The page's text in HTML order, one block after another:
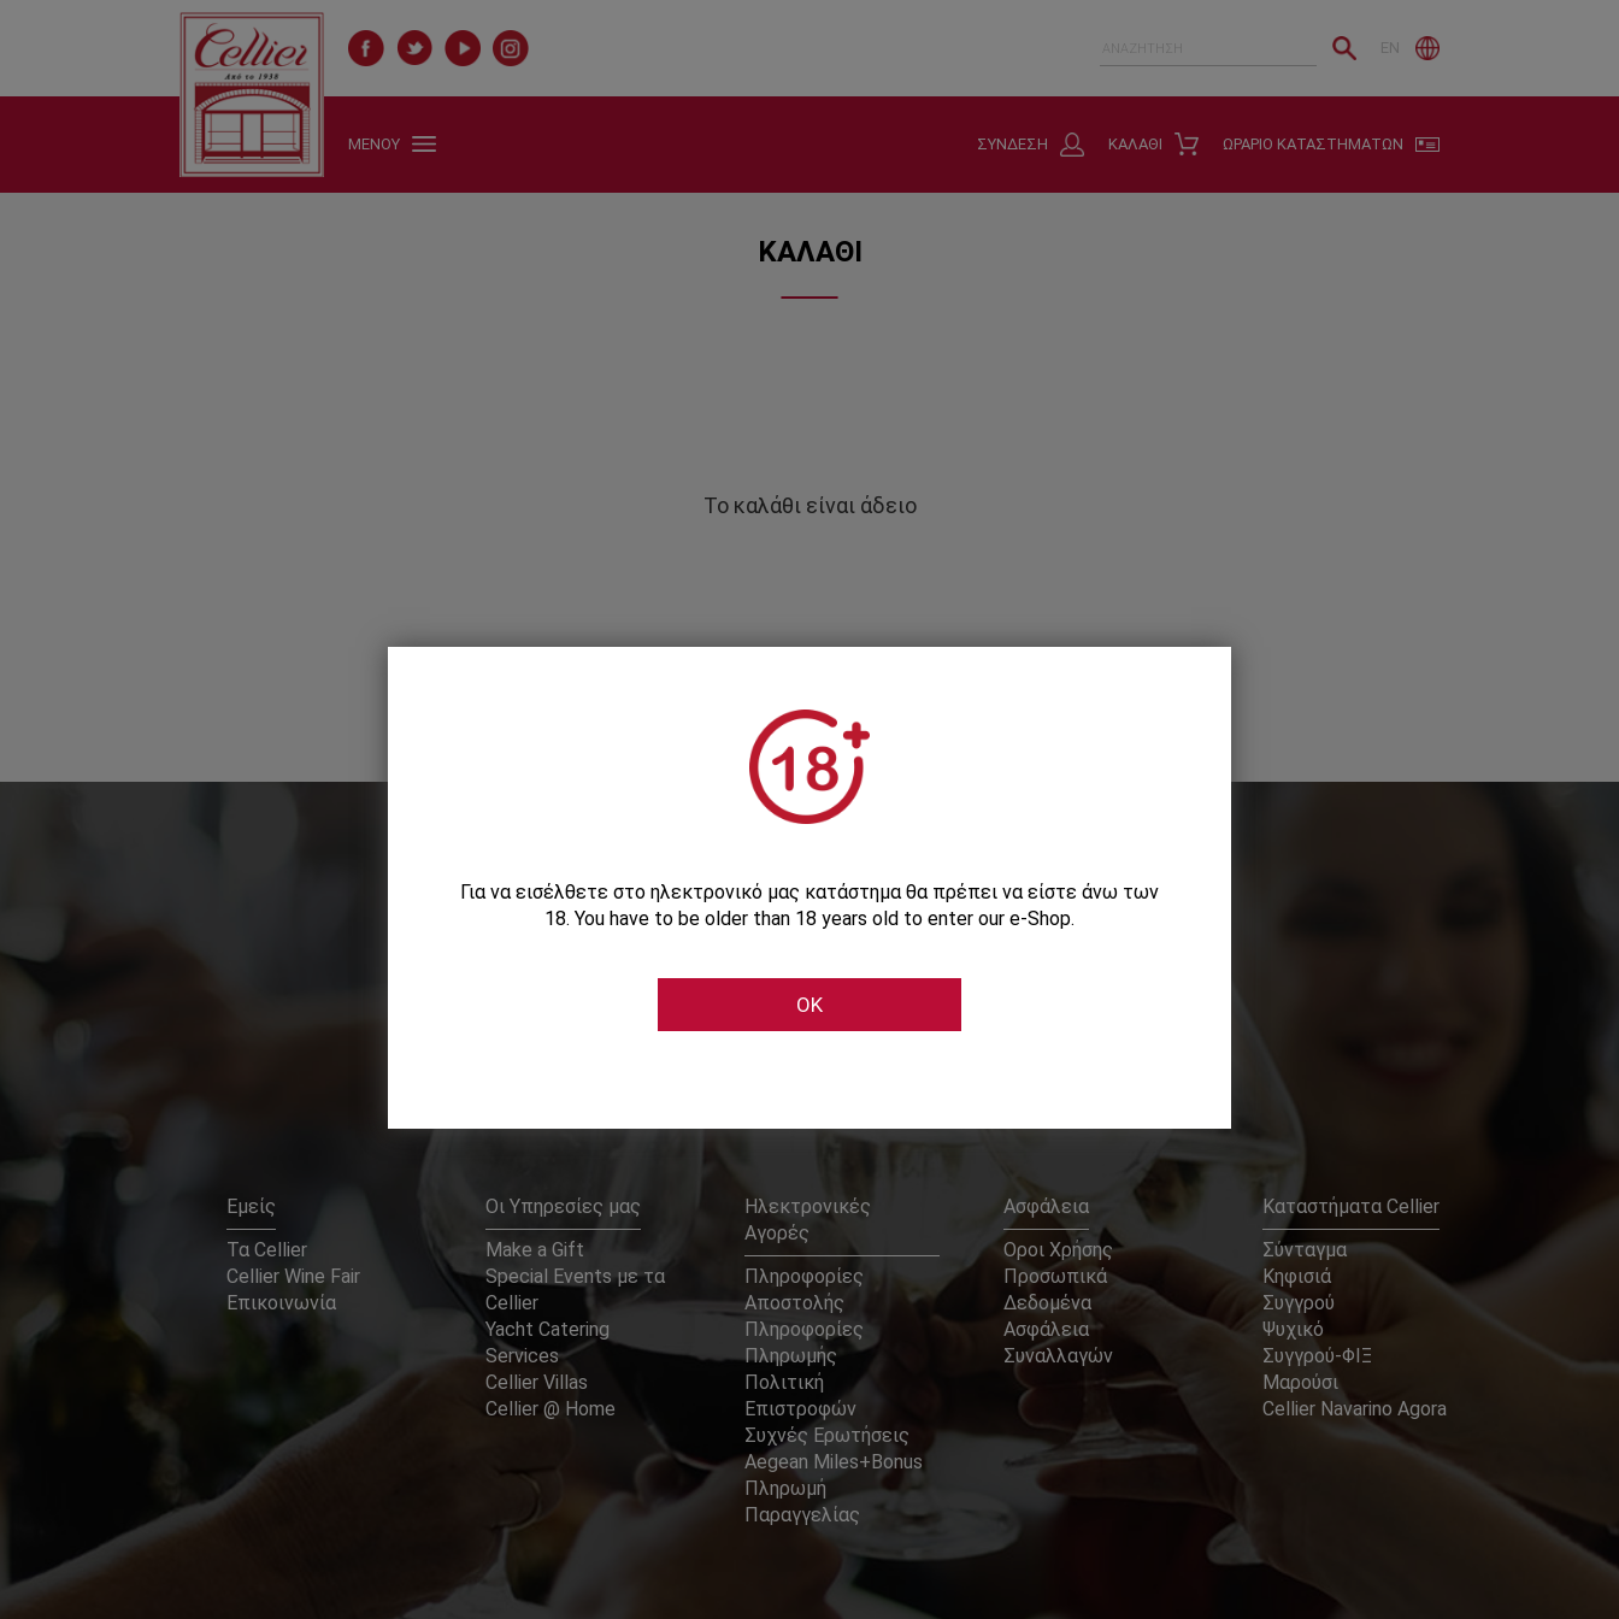
EN
ΜΕΝΟΥ ΩΡΑΡΙΟ ΚΑΤΑΣΤΗΜΑΤΩΝ
ΚΑΛΑΘΙ
ΣΥΝΔΕΣΗ
ΚΑΛΑΘΙ
Το καλάθι είναι άδειο
Εγγραφείτε στο Newsletter μας
Εμείς
Τα Cellier
Cellier Wine Fair
Επικοινωνία
Οι Υπηρεσίες μας
Make a Gift
Special Events με τα
Cellier
Yacht Catering
Services
Cellier Villas
Cellier @ Home
Ηλεκτρονικές
Αγορές
Πληροφορίες
Αποστολής
Πληροφορίες
Πληρωμής
Πολιτική
Επιστροφών
Συχνές Ερωτήσεις
Aegean Miles+Bonus
Πληρωμή
Παραγγελίας
Ασφάλεια
Οροι Χρήσης
Προσωπικά
Δεδομένα
Ασφάλεια
Συναλλαγών
Καταστήματα Cellier
Σύνταγμα
Κηφισιά
Συγγρού
Ψυχικό
Συγγρού-ΦΙΞ
Μαρούσι
Cellier Navarino Agora
Για να εισέλθετε στο ηλεκτρονικό μας κατάστημα θα πρέπει να είστε άνω των
18. You have to be older than 18 years old to enter our e-Shop.
OK